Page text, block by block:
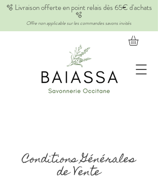
🫧 Livraison offerte en point relais dès 65€ d'achats
🫧
Offre non applicable sur les commandes savons invités
Conditions Générales
de Vente